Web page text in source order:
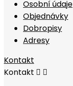
Osobní údaje
Objednávky
Dobropisy
Adresy
Kontakt
Kontakt  